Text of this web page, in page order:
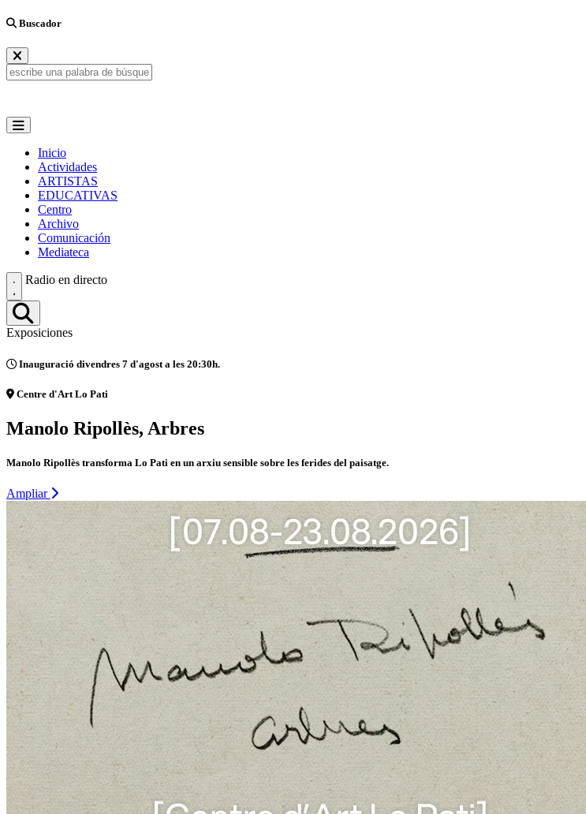
Buscador
Inicio
Actividades
ARTISTAS
EDUCATIVAS
Centro
Archivo
Comunicación
Mediateca
Radio en directo
Exposiciones
Inauguració divendres 7 d'agost a les 20:30h.
Centre d'Art Lo Pati
Manolo Ripollès, Arbres
Manolo Ripollès transforma Lo Pati en un arxiu sensible sobre les ferides del paisatge.
Ampliar